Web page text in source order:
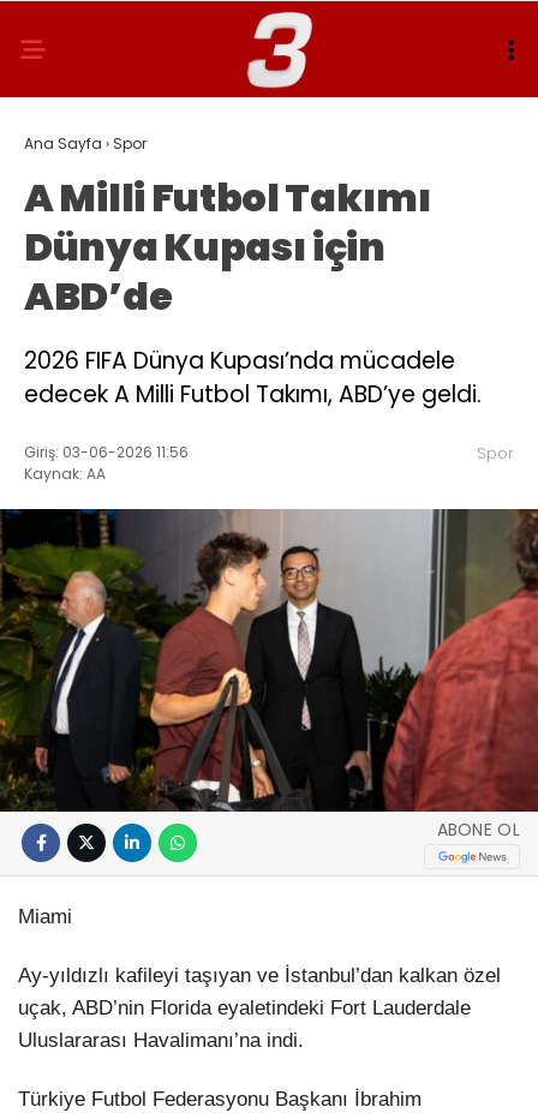
Ana Sayfa › Spor
A Milli Futbol Takımı
Dünya Kupası için
ABD’de
2026 FIFA Dünya Kupası’nda mücadele
edecek A Milli Futbol Takımı, ABD’ye geldi.
Giriş: 03-06-2026 11:56
Kaynak: AA
Spor
ABONE OL
Miami
Ay-yıldızlı kafileyi taşıyan ve İstanbul’dan kalkan özel
uçak, ABD’nin Florida eyaletindeki Fort Lauderdale
Uluslararası Havalimanı’na indi.
Türkiye Futbol Federasyonu Başkanı İbrahim